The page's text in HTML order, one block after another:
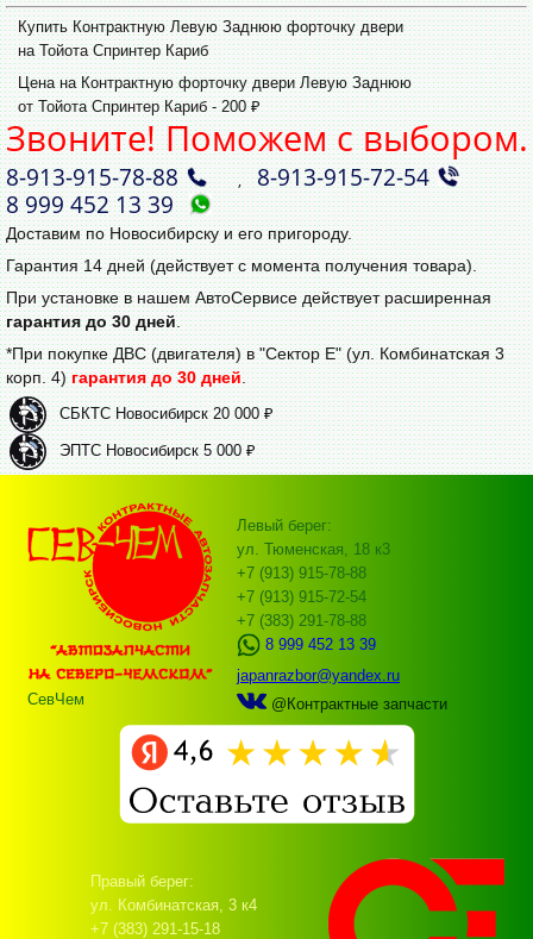
Купить Контрактную Левую Заднюю форточку двери
на Тойота Спринтер Кариб
Цена на Контрактную форточку двери Левую Заднюю
от Тойота Спринтер Кариб - 200 ₽
Звоните! Поможем с выбором.
8‑913‑915‑78‑88 ,8‑913‑915‑72‑54
8 999 452 13 39
Доставим по Новосибирску и его пригороду.
Гарантия 14 дней (действует с момента получения товара).
При установке в нашем АвтоСервисе действует расширенная
гарантия до 30 дней.
*При покупке ДВС (двигателя) в "Сектор Е" (ул. Комбинатская 3
корп. 4)гарантия до 30 дней.
СБКТС Новосибирск 20 000 ₽
ЭПТС Новосибирск 5 000 ₽
СевЧем
Левый берег:
ул. Тюменская, 18 к3
+7 (913) 915-78-88
+7 (913) 915-72-54
+7 (383) 291-78-88
8 999 452 13 39
japanrazbor@yandex.ru
@Контрактные запчасти
Правый берег:
ул. Комбинатская, 3 к4
+7 (383) 291-15-18